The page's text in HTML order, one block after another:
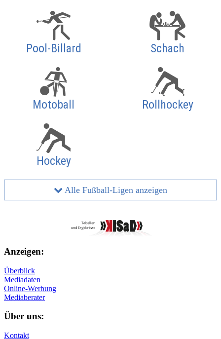
Pool-Billard Schach
Motoball Rollhockey
Hockey
Alle Fußball-Ligen anzeigen
Anzeigen:
Überblick
Mediadaten
Online-Werbung
Mediaberater
Über uns:
Kontakt